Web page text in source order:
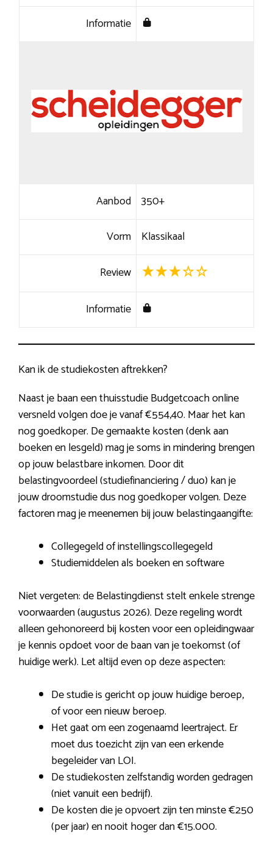
Informatie
Aanbod 350+
Vorm Klassikaal
Review
Informatie
Kan ik de studiekosten aftrekken?
Naast je baan een thuisstudie Budgetcoach online
versneld volgen doe je vanaf €554,40. Maar het kan
nog goedkoper. De gemaakte kosten (denk aan
boeken en lesgeld) mag je soms in mindering brengen
op jouw belastbare inkomen. Door dit
belastingvoordeel (studiefinanciering / duo) kan je
jouw droomstudie dus nog goedkoper volgen. Deze
factoren mag je meenemen bij jouw belastingaangifte:
Collegegeld of instellingscollegegeld
Studiemiddelen als boeken en software
Niet vergeten: de Belastingdienst stelt enkele strenge
voorwaarden (augustus 2026). Deze regeling wordt
alleen gehonoreerd bij kosten voor een opleidingwaar
je kennis opdoet voor de baan van je toekomst (of
huidige werk). Let altijd even op deze aspecten:
De studie is gericht op jouw huidige beroep,
of voor een nieuw beroep.
Het gaat om een zogenaamd leertraject. Er
moet dus toezicht zijn van een erkende
begeleider van LOI.
De studiekosten zelfstandig worden gedragen
(niet vanuit een bedrijf).
De kosten die je opvoert zijn ten minste €250
(per jaar) en nooit hoger dan €15.000.